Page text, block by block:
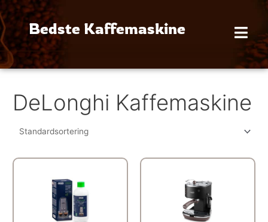
til
indholdetBedste Kaffemaskine
DeLonghi Kaffemaskine